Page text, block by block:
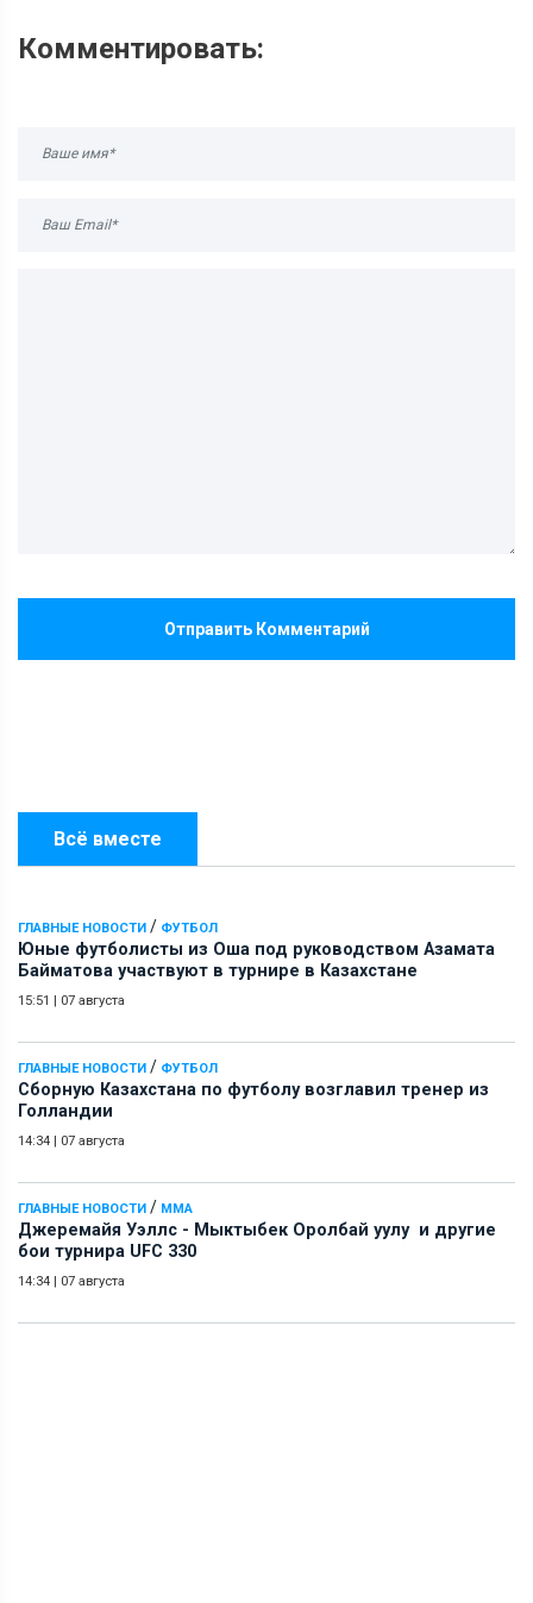
Всё вместе
ГЛАВНЫЕ НОВОСТИ / ФУТБОЛ
Юные футболисты из Оша под руководством Азамата
Байматова участвуют в турнире в Казахстане
15:51 | 07 августа
ГЛАВНЫЕ НОВОСТИ / ФУТБОЛ
Сборную Казахстана по футболу возглавил тренер из
Голландии
14:34 | 07 августа
ГЛАВНЫЕ НОВОСТИ / ММА
Джеремайя Уэллс - Мыктыбек Оролбай уулу и другие
бои турнира UFC 330
14:34 | 07 августа
Комментировать:
Отправить Комментарий